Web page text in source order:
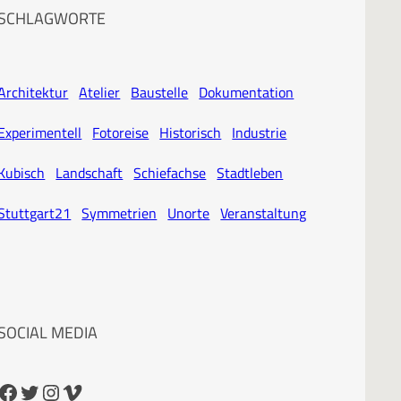
Atelier Baustelle Dokumentation
Fotoreise Historisch Industrie
Landschaft Schiefachse Stadtleben
Symmetrien Unorte Veranstaltung
MEDIA
Twitter InstagramVimeo